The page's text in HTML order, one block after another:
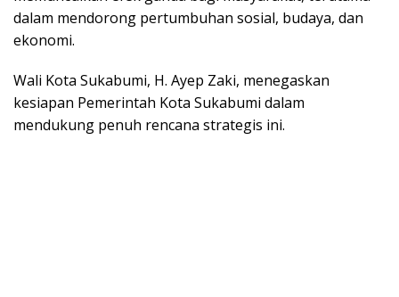
dalam mendorong pertumbuhan sosial, budaya, dan
ekonomi.
Wali Kota Sukabumi, H. Ayep Zaki, menegaskan
kesiapan Pemerintah Kota Sukabumi dalam
mendukung penuh rencana strategis ini.